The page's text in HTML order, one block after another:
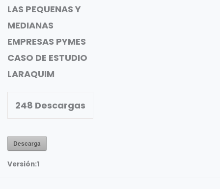
LAS PEQUENAS Y
MEDIANAS
EMPRESAS PYMES
CASO DE ESTUDIO
LARAQUIM
248 Descargas
Descarga
Versión:1